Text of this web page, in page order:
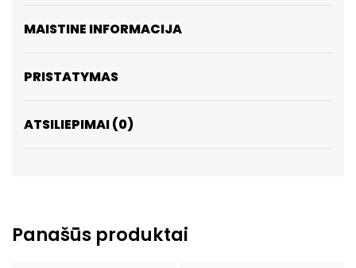
MAISTINE INFORMACIJA
PRISTATYMAS
ATSILIEPIMAI (0)
Panašūs produktai